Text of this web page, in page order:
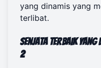
yang dinamis yang
terlibat.
Senjata Terbaik yang
2